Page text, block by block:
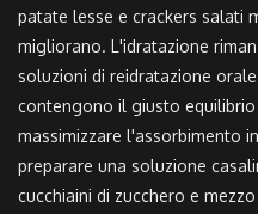
patate lesse e crackers salati
migliorano. L'idratazione
soluzioni di reidratazione
contengono il giusto
massimizzare l'assorbimento
preparare una soluzione
cucchiaini di zucchero e